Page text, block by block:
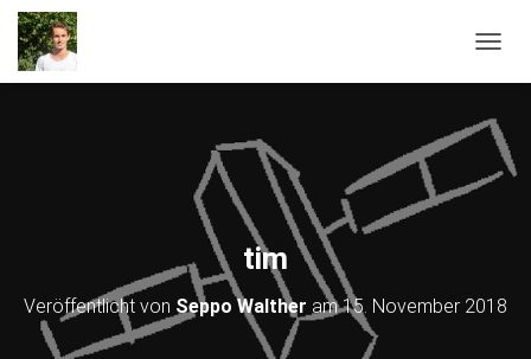
tim
Veröffentlicht von Seppo Walther am15. November 2018